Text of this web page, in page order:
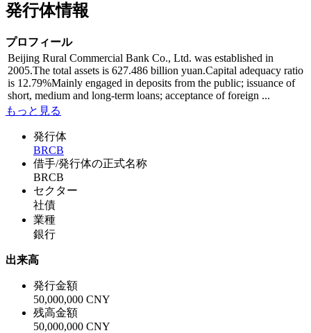
発行体情報
プロフィール
Beijing Rural Commercial Bank Co., Ltd. was established in
2005.The total assets is 627.486 billion yuan.Capital adequacy ratio
is 12.79%Mainly engaged in deposits from the public; issuance of
short, medium and long-term loans; acceptance of foreign ...
もっと見る
発行体
BRCB
借手/発行体の正式名称
BRCB
セクター
社債
業種
銀行
出来高
発行金額
50,000,000 CNY
残高金額
50,000,000 CNY